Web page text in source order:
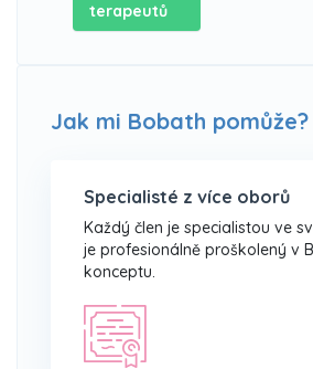
terapeutů
Jak mi Bobath pomůže?
Specialisté z více oborů
Každý člen je specialistou ve
je profesionálně proškolený v
konceptu.